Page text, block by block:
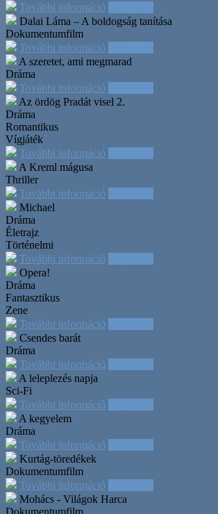
További információ
Dalai Láma – A boldogság tanítása
Dokumentumfilm
További információ
A szeretet, ami megmarad
Dráma
További információ
Az ördög Pradát visel 2.
Dráma
Romantikus
Vígjáték
További információ
A Kreml mágusa
Thriller
További információ
Michael
Dráma
Életrajz
Történelmi
További információ
Opera!
Dráma
Fantasztikus
Zene
További információ
Csendes barát
Dráma
További információ
A leleplezés napja
Sci-Fi
További információ
A kegyelem
Dráma
További információ
Kurtág-töredékek
Dokumentumfilm
További információ
Mohács - Világok Harca
Dokumentumfilm